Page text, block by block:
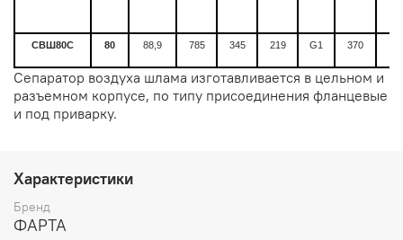
СВШ80С 80 88,9 785 345 219 G1 370
Сепаратор воздуха шлама изготавливается в цельном и
разъемном корпусе, по типу присоединения фланцевые
и под приварку.
Характеристики
Бренд
ФАРТА